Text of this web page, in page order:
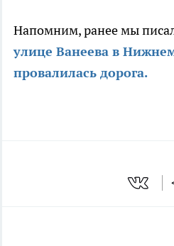
Напомним, ранее мы
улице Ванеева в
провалилась дорога.